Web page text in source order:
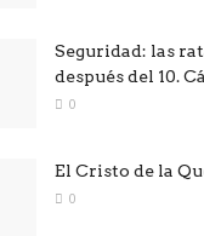
Seguridad: las
después del 10.
0
El Cristo de la
0